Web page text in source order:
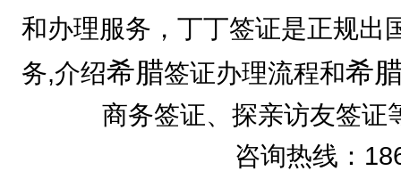
和办理服务，丁丁签证是正规出
务,介绍希腊签证办理流程和希
商务签证、探亲访友签证
咨询热线：